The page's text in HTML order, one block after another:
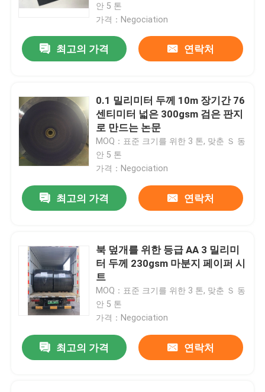
안 5 톤
가격：Negociation
최고의 가격 연락처
0.1 밀리미터 두께 10m 장기간 76
센티미터 넓은 300gsm 검은 판지
로 만드는 논문
MOQ：표준 크기를 위한 3 톤, 맞춘 Ｓ 동
안 5 톤
가격：Negociation
최고의 가격 연락처
북 덮개를 위한 등급 AA 3 밀리미
터 두께 230gsm 마분지 페이퍼 시
트
MOQ：표준 크기를 위한 3 톤, 맞춘 Ｓ 동
안 5 톤
가격：Negociation
최고의 가격 연락처